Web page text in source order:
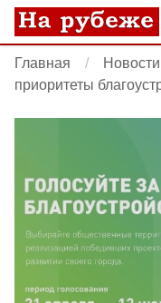
Главная Новости
приоритеты